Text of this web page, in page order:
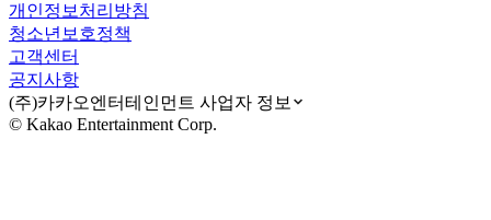
개인정보처리방침
청소년보호정책
고객센터
공지사항
(주)카카오엔터테인먼트 사업자 정보
© Kakao Entertainment Corp.